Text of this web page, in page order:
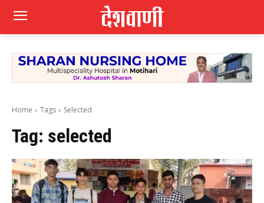
Home Tags Selected
Tag: selected